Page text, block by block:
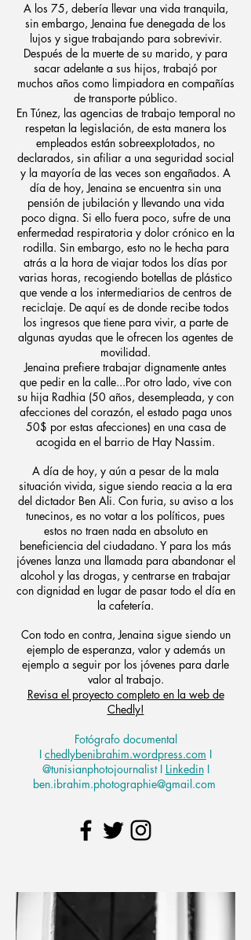
A los 75, debería llevar una vida tranquila,
sin embargo, Jenaina fue denegada de los
lujos y sigue trabajando para sobrevivir.
Después de la muerte de su marido, y para
sacar adelante a sus hijos, trabajó por
muchos años como limpiadora en compañías
de transporte público.
En Túnez, las agencias de trabajo temporal no
respetan la legislación, de esta manera los
empleados están sobreexplotados, no
declarados, sin afiliar a una seguridad social
y la mayoría de las veces son engañados. A
día de hoy, Jenaina se encuentra sin una
pensión de jubilación y llevando una vida
poco digna. Si ello fuera poco, sufre de una
enfermedad respiratoria y dolor crónico en la
rodilla. Sin embargo, esto no le hecha para
atrás a la hora de viajar todos los días por
varias horas, recogiendo botellas de plástico
que vende a los intermediarios de centros de
reciclaje. De aquí es de donde recibe todos
los ingresos que tiene para vivir, a parte de
algunas ayudas que le ofrecen los agentes de
movilidad.
Jenaina prefiere trabajar dignamente antes
que pedir en la calle...Por otro lado, vive con
su hija Radhia (50 años, desempleada, y con
afecciones del corazón, el estado paga unos
50$ por estas afecciones) en una casa de
acogida en el barrio de Hay Nassim.
A día de hoy, y aún a pesar de la mala
situación vivida, sigue siendo reacia a la era
del dictador Ben Ali. Con furia, su aviso a los
tunecinos, es no votar a los políticos, pues
estos no traen nada en absoluto en
beneficiencia del ciudadano. Y para los más
jóvenes lanza una llamada para abandonar el
alcohol y las drogas, y centrarse en trabajar
con dignidad en lugar de pasar todo el día en
la cafetería.
Con todo en contra, Jenaina sigue siendo un
ejemplo de esperanza, valor y además un
ejemplo a seguir por los jóvenes para darle
valor al trabajo.
Revisa el proyecto completo en la web de
Chedly!
Fotógrafo documental
I chedlybenibrahim.wordpress.com I
@tunisianphotojournalist I LinkedinI
ben.ibrahim.photographie@gmail.com